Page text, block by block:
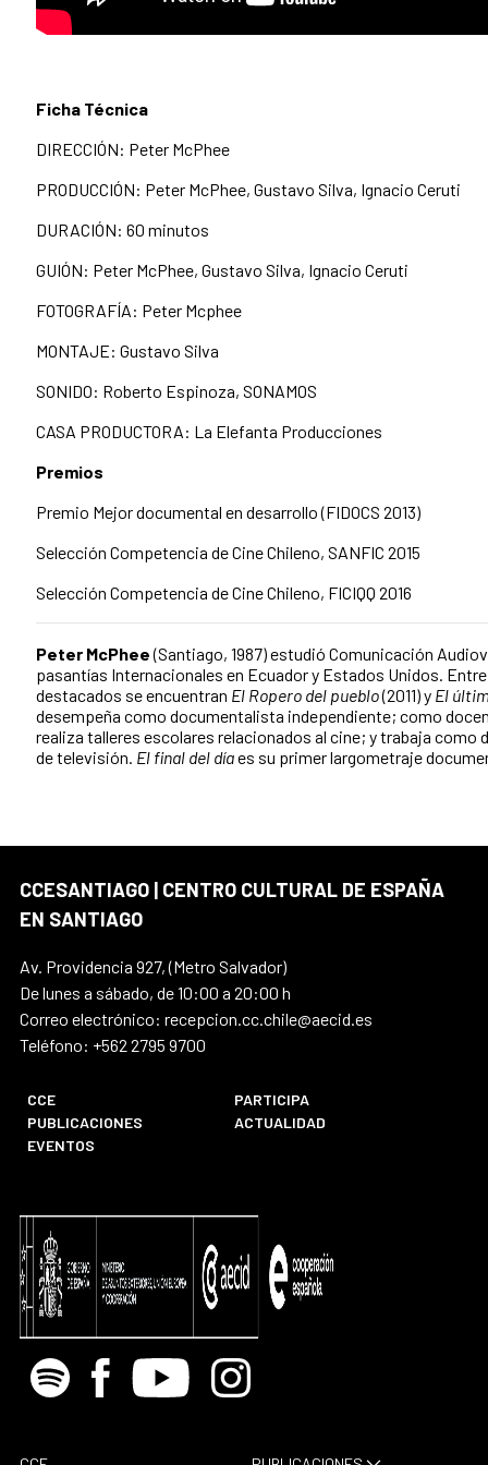
Ficha Técnica
DIRECCIÓN: Peter McPhee
PRODUCCIÓN: Peter McPhee, Gustavo Silva, Ignacio Ceruti
DURACIÓN: 60 minutos
GUIÓN: Peter McPhee, Gustavo Silva, Ignacio Ceruti
FOTOGRAFÍA: Peter Mcphee
MONTAJE: Gustavo Silva
SONIDO: Roberto Espinoza, SONAMOS
CASA PRODUCTORA: La Elefanta Producciones
Premios
Premio Mejor documental en desarrollo (FIDOCS 2013)
Selección Competencia de Cine Chileno, SANFIC 2015
Selección Competencia de Cine Chileno, FICIQQ 2016
Peter McPhee(Santiago, 1987) estudió Comunicación
pasantías Internacionales en Ecuador y Estados Unidos.
destacados se encuentran El Ropero del pueblo(2011) y El
desempeña como documentalista independiente; como
realiza talleres escolares relacionados al cine; y trabaja como
de televisión. El final del díaes su primer largometraje
CCESANTIAGO | CENTRO CULTURAL DE ESPAÑA
EN SANTIAGO
Av. Providencia 927, (Metro Salvador)
De lunes a sábado, de 10:00 a 20:00 h
Correo electrónico: recepcion.cc.chile@aecid.es
Teléfono: +562 2795 9700
CCE
PARTICIPA
PUBLICACIONES
ACTUALIDAD
EVENTOS
Spotify Facebook
Youtube Instagram